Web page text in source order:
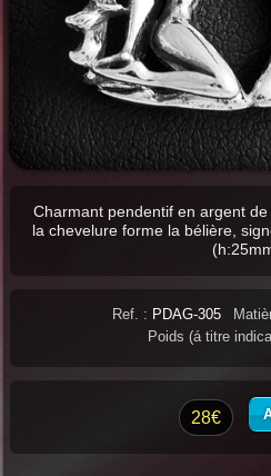
Charmant pendentif en argent
la chevelure forme la bélière,
Ref. : PDAG-305
Poids (á titre
28€